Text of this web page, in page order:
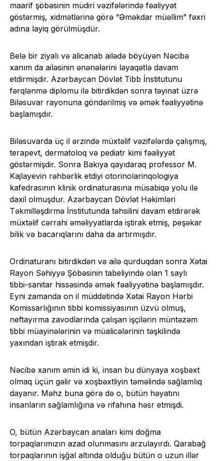
maarif şöbəsinin müdiri vəzifələrində fəaliyyət
göstərmiş, xidmətlərinə görə “Əməkdar müəllim” fəxri
adına layiq görülmüşdür.
Belə bir ziyalı və alicanab ailədə böyüyən Nəcibə
xanım da ailəsinin ənənələrini ləyaqətlə davam
etdirmişdir. Azərbaycan Dövlət Tibb İnstitutunu
fərqlənmə diplomu ilə bitirdikdən sonra təyinat üzrə
Biləsuvar rayonuna göndərilmiş və əmək fəaliyyətinə
başlamışdır.
Biləsuvarda üç il ərzində müxtəlif vəzifələrdə çalışmış,
terapevt, dermatoloq və pediatr kimi fəaliyyət
göstərmişdir. Sonra Bakıya qayıdaraq professor M.
Kajlayevin rəhbərlik etdiyi otorinolarinqologiya
kafedrasının klinik ordinaturasına müsabiqə yolu ilə
daxil olmuşdur. Azərbaycan Dövlət Həkimləri
Təkmilləşdirmə İnstitutunda təhsilini davam etdirərək
müxtəlif cərrahi əməliyyatlarda iştirak etmiş, peşəkar
bilik və bacarıqlarını daha da artırmışdır.
Ordinaturanı bitirdikdən və ailə qurduqdan sonra Xətai
Rayon Səhiyyə Şöbəsinin tabeliyində olan 1 saylı
tibbi-sanitar hissəsində əmək fəaliyyətinə başlamışdır.
Eyni zamanda on il müddətində Xətai Rayon Hərbi
Komissarlığının tibbi komissiyasının üzvü olmuş,
neftayırma zavodlarında çalışan işçilərin müntəzəm
tibbi müayinələrinin və müalicələrinin təşkilində
yaxından iştirak etmişdir.
Nəcibə xanım əmin idi ki, insan bu dünyaya xoşbəxt
olmaq üçün gəlir və xoşbəxtliyin təməlində sağlamlıq
dayanır. Məhz buna görə də o, bütün həyatını
insanların sağlamlığına və rifahına həsr etmişdi.
O, bütün Azərbaycan anaları kimi doğma
torpaqlarımızın azad olunmasını arzulayırdı. Qarabağ
torpaqlarının işğal altında olduğu bütün o uzun illər